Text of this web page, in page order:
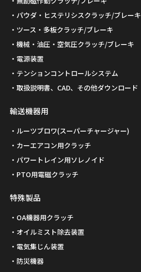
パウダ・ヒステリシスクラッチ/ブレーキ
ツース・多板クラッチ/ブレーキ
機械・油圧・空気圧クラッチ/ブレーキ
電源装置
テンションコントロールシステム
取扱説明書、CAD、その他ダウンロード
輸送機器用
ルーツブロワ(スーパーチャージャー)
カーエアコン用クラッチ
パワートレイン用ソレノイド
PTO用電磁クラッチ
特殊製品
OA機器用クラッチ
オイルミスト除去装置
電気集じん装置
防災機器